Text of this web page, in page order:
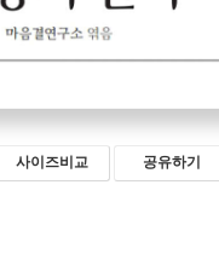
사이즈비교 공유하기